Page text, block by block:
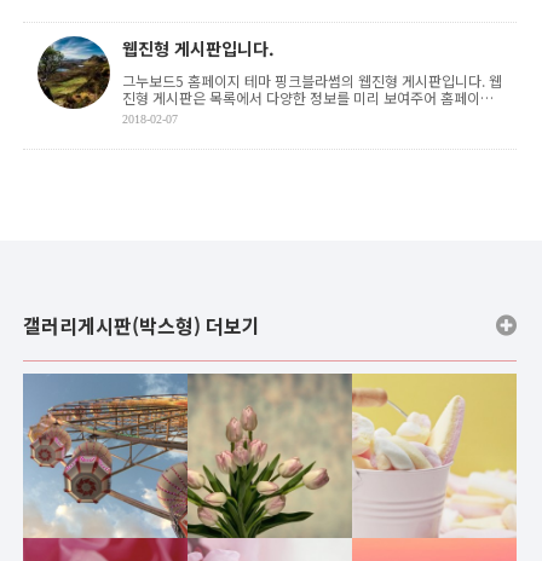
웹진형 게시판입니다.
그누보드5 홈페이지 테마 핑크블라썸의 웹진형 게시판입니다. 웹
진형 게시판은 목록에서 다양한 정보를 미리 보여주어 홈페이지
이용자가 원하는 정보를 쉽게 접글할 수 있도록 합 . . .
2018-02-07
갤러리게시판(박스형) 더보기